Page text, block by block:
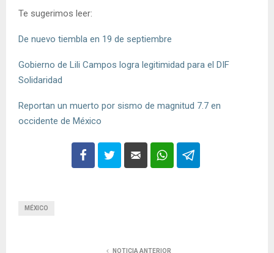
Te sugerimos leer:
De nuevo tiembla en 19 de septiembre
Gobierno de Lili Campos logra legitimidad para el DIF
Solidaridad
Reportan un muerto por sismo de magnitud 7.7 en
occidente de México
MÉXICO
NOTICIA ANTERIOR